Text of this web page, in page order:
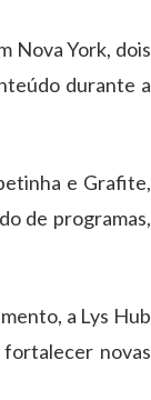
Nova York, dois
durante a
e Grafite,
de programas,
a Lys Hub
novas